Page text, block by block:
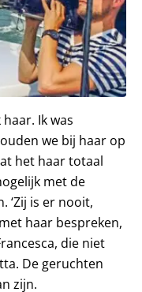
Ik was
we bij haar op
het haar totaal
met de
‘Zij is er nooit,
haar bespreken,
die niet
De geruchten
zijn.